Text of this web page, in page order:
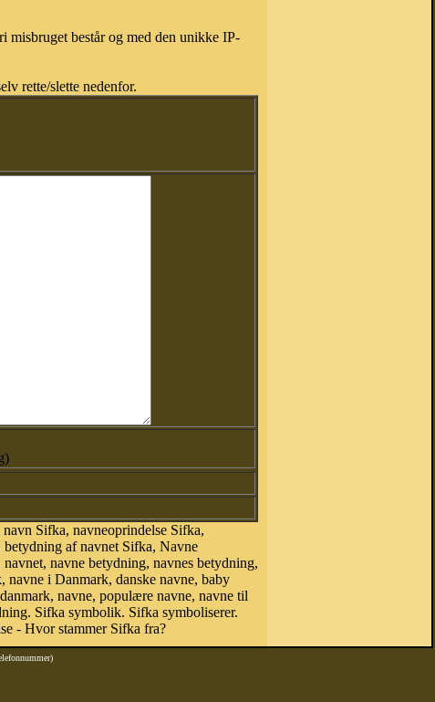
består og med den unikke IP-
rette/slette nedenfor.
Sifka, navneoprindelse Sifka,
af navnet Sifka, Navne
navne betydning, navnes betydning,
navne i Danmark, danske navne, baby
navne, populære navne, navne til
Sifka symbolik. Sifka symboliserer.
- Hvor stammer Sifka fra?